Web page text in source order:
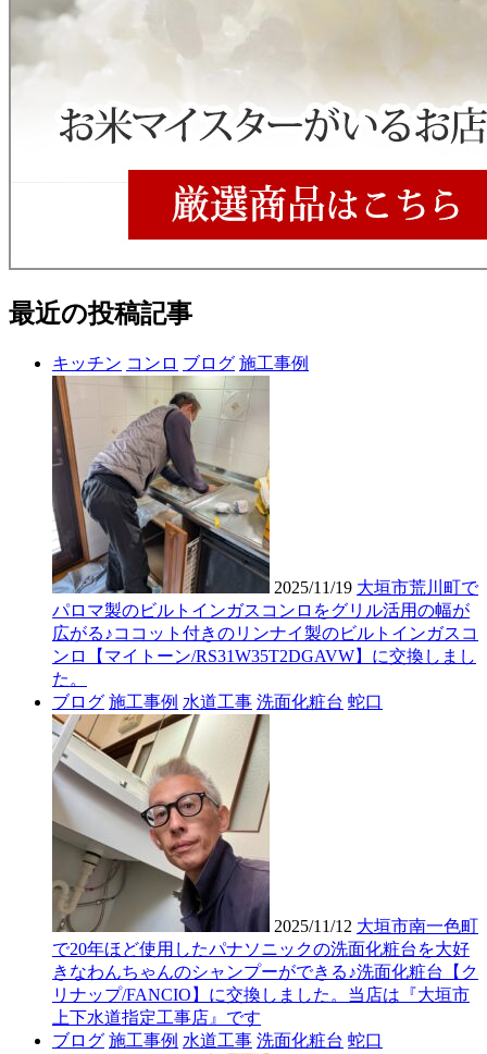
最近の投稿記事
キッチン コンロ ブログ 施工事例
2025/11/19 大垣市荒川町で
パロマ製のビルトインガスコンロをグリル活用の幅が
広がる♪ココット付きのリンナイ製のビルトインガスコ
ンロ【マイトーン/RS31W35T2DGAVW】に交換しまし
た。
ブログ 施工事例 水道工事 洗面化粧台 蛇口
2025/11/12 大垣市南一色町
で20年ほど使用したパナソニックの洗面化粧台を大好
きなわんちゃんのシャンプーができる♪洗面化粧台【ク
リナップ/FANCIO】に交換しました。当店は『大垣市
上下水道指定工事店』です
ブログ 施工事例 水道工事 洗面化粧台 蛇口